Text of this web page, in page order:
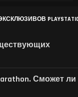
Сможет ли